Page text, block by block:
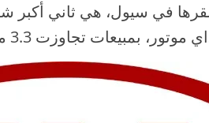
ل
ج
د
ي
في سيول، هي ثاني أكبر
تجاوزت 3.3 مليون سيارة في عام 2015.